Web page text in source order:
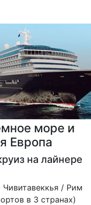
море и
Европа
на лайнере
Чивитавеккья / Рим
в 3 странах)